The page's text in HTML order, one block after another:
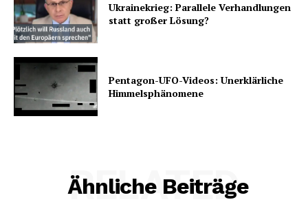
Ukrainekrieg: Parallele Verhandlungen
statt großer Lösung?
Pentagon-UFO-Videos: Unerklärliche
Himmelsphänomene
Ähnliche Beiträge
RELATED